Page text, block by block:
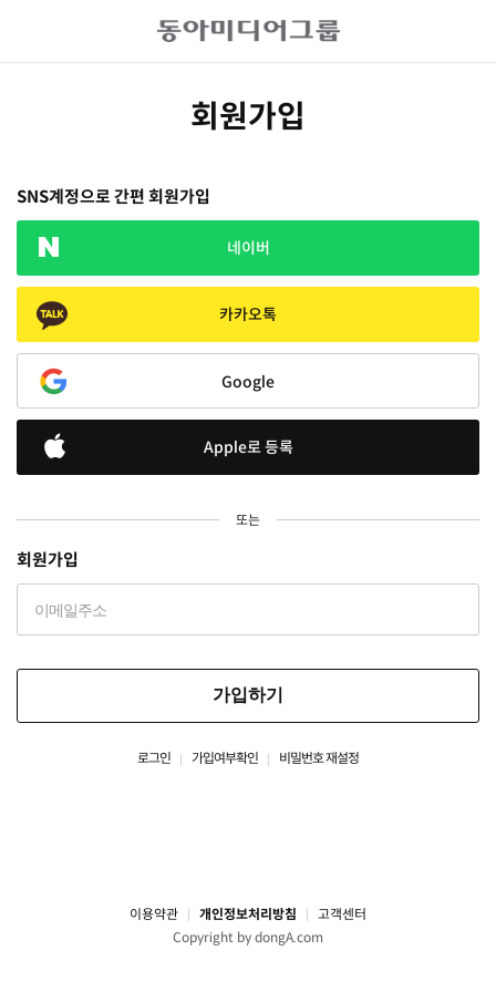
회원가입
SNS계정으로 간편 회원가입
네이버
카카오톡
Google
Apple로 등록
또는
회원가입
가입하기
로그인 가입여부확인 비밀번호 재설정
이용약관 개인정보처리방침
고객센터
Copyright by dongA.com